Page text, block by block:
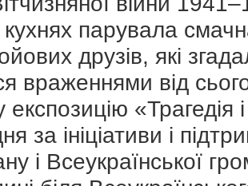
парувала
друзів, які
враженнями від
експозицію
за ініціативи і
і Всеукраїнської